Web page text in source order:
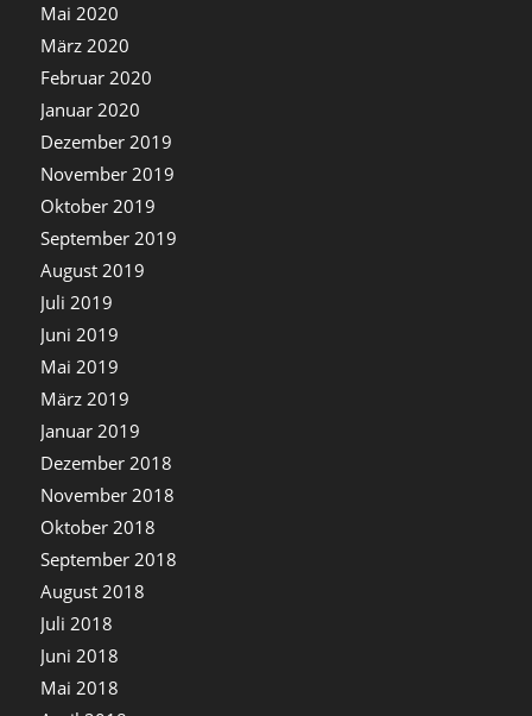
Mai 2020
März 2020
Februar 2020
Januar 2020
Dezember 2019
November 2019
Oktober 2019
September 2019
August 2019
Juli 2019
Juni 2019
Mai 2019
März 2019
Januar 2019
Dezember 2018
November 2018
Oktober 2018
September 2018
August 2018
Juli 2018
Juni 2018
Mai 2018